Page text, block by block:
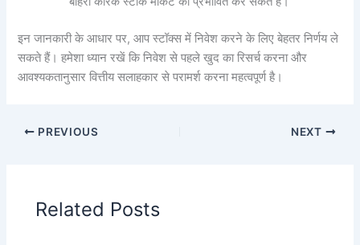
इन जानकारी के आधार पर, आप स्टॉक्स में निवेश करने के लिए बेहतर निर्णय ले
सकते हैं। हमेशा ध्यान रखें कि निवेश से पहले खुद का रिसर्च करना और
आवश्यकतानुसार वित्तीय सलाहकार से परामर्श करना महत्वपूर्ण है।
PREVIOUS NEXT
Related Posts